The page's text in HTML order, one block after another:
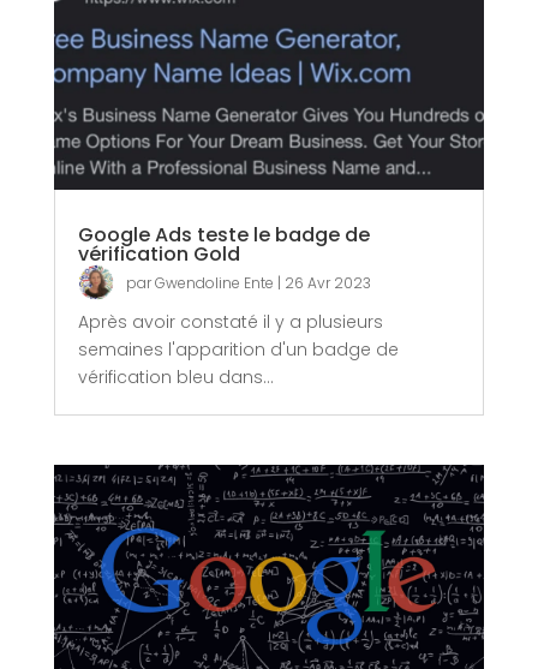
Google Ads teste le badge de
vérification Gold
parGwendoline Ente | 26 Avr 2023
Après avoir constaté il y a plusieurs
semaines l'apparition d'un badge de
vérification bleu dans...